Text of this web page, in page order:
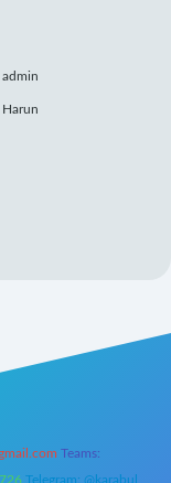
admin
Harun
Teams:
Telegram: @karabul